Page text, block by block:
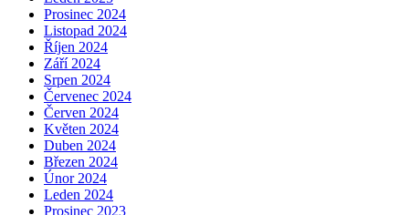
Prosinec 2024
Listopad 2024
Říjen 2024
Září 2024
Srpen 2024
Červenec 2024
Červen 2024
Květen 2024
Duben 2024
Březen 2024
Únor 2024
Leden 2024
Prosinec 2023